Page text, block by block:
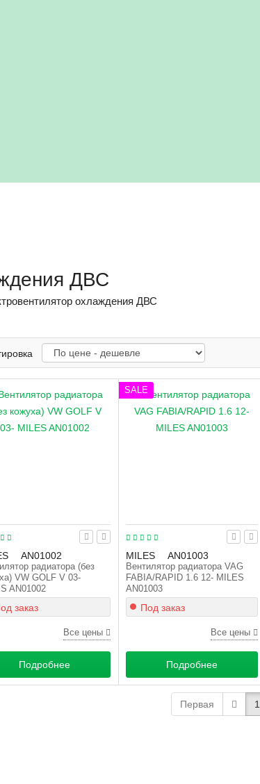
ДВС
охлаждения ДВС
AN01002
радиатора (без
VW GOLF V 03-
AN01002
заказ
Все цены
Подробнее
MILES AN01003
Вентилятор радиатора VAG
FABIA/RAPID 1.6 12- MILES
AN01003
SALE
Под заказ
Все цены
Подробнее
Первая 1